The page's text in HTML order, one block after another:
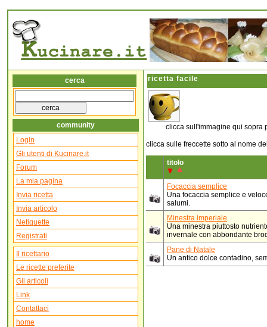
cerca
community
Login
Gli utenti di Kucinare.it
Forum
La mia pagina
Invia ricetta
Invia articolo
Netiquette
Registrati
Il ricettario
Le ricette preferite
Gli articoli
Link
Contattaci
home
ricetta facile
clicca sull'immagine qui sopra
clicca sulle freccette sotto al nome
titolo
Focaccia semplice
Una focaccia semplice e
salumi.
Minestra imperiale
Una minestra piuttosto
invernale con abbondante
Pane di Natale
Un antico dolce contadino,